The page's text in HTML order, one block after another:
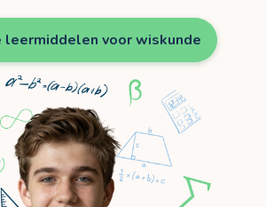
leermiddelen voor wiskunde